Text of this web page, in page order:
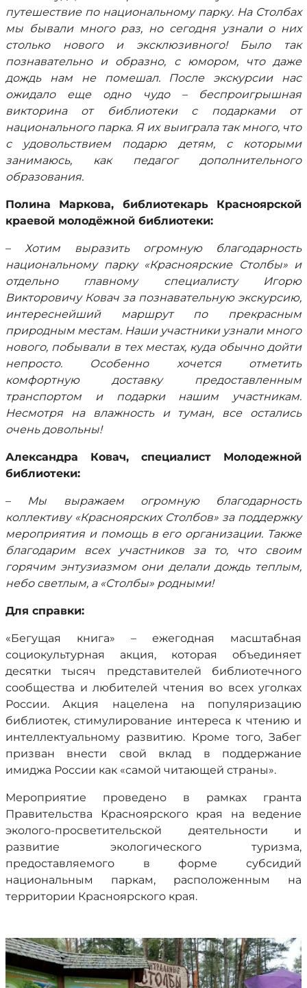
путешествие по национальному парку. На Столбах
мы бывали много раз, но сегодня узнали о них
столько нового и эксклюзивного! Было так
познавательно и образно, с юмором, что даже
дождь нам не помешал. После экскурсии нас
ожидало еще одно чудо – беспроигрышная
викторина от библиотеки с подарками от
национального парка. Я их выиграла так много, что
с удовольствием подарю детям, с которыми
занимаюсь, как педагог дополнительного
образования.
Полина Маркова, библиотекарь Красноярской
краевой молодёжной библиотеки:
–Хотим выразить огромную благодарность
национальному парку «Красноярские Столбы» и
отдельно главному специалисту Игорю
Викторовичу Ковач за познавательную экскурсию,
интереснейший маршрут по прекрасным
природным местам. Наши участники узнали много
нового, побывали в тех местах, куда обычно дойти
непросто. Особенно хочется отметить
комфортную доставку предоставленным
транспортом и подарки нашим участникам.
Несмотря на влажность и туман, все остались
очень довольны!
Александра Ковач, специалист Молодежной
библиотеки:
– Мы выражаем огромную благодарность
коллективу «Красноярских Столбов» за поддержку
мероприятия и помощь в его организации. Также
благодарим всех участников за то, что своим
горячим энтузиазмом они делали дождь теплым,
небо светлым, а «Столбы» родными!
Для справки:
«Бегущая книга» – ежегодная масштабная
социокультурная акция, которая объединяет
десятки тысяч представителей библиотечного
сообщества и любителей чтения во всех уголках
России. Акция нацелена на популяризацию
библиотек, стимулирование интереса к чтению и
интеллектуальному развитию. Кроме того, Забег
призван внести свой вклад в поддержание
имиджа России как «самой читающей страны».
Мероприятие проведено в рамках гранта
Правительства Красноярского края на ведение
эколого-просветительской деятельности и
развитие экологического туризма,
предоставляемого в форме субсидий
национальным паркам, расположенным на
территории Красноярского края.